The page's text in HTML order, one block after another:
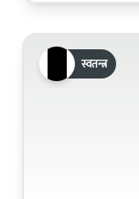
स्वतन्त्र